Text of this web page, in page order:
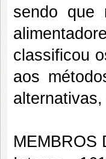
sendo que
classificou
aos
MEMBROS